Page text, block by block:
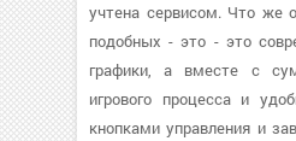
учтена сервисом. Что же
подобных - это - это
графики, а вместе с
игрового процесса и
кнопками управления и